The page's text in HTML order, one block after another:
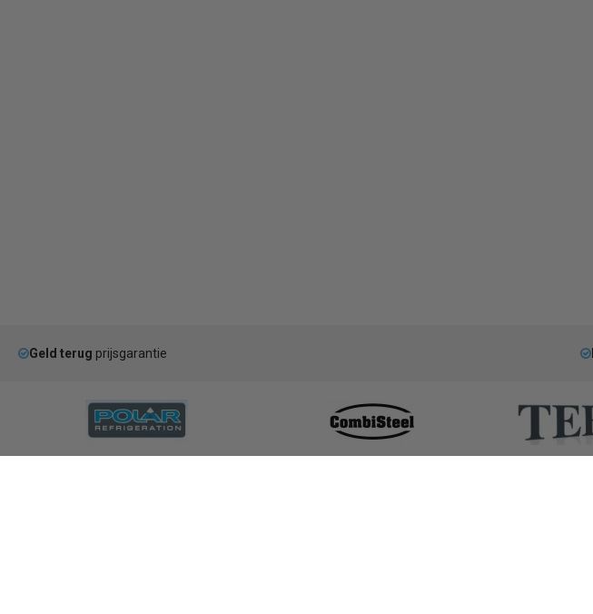
Geld terug prijsgarantie